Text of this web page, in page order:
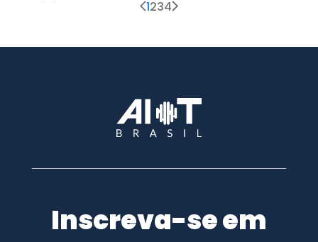
1234
Inscreva-se em